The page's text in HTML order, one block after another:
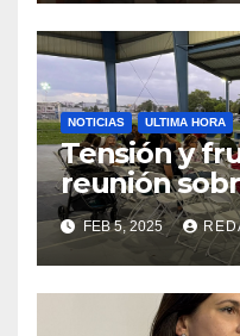
NOTICIAS ULTIMA HORA
Tensión y
reunión
Reparto
FEB 5, 2025